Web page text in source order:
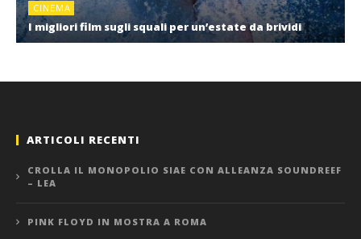
CINEMA
I migliori film sugli squali per un’estate da brividi
ARTICOLI RECENTI
CROLLA IL MONOPOLIO SIAE CON ALLEANZA SOUNDREEF
– LEA
PINK FLOYD IN MOSTRA A ROMA